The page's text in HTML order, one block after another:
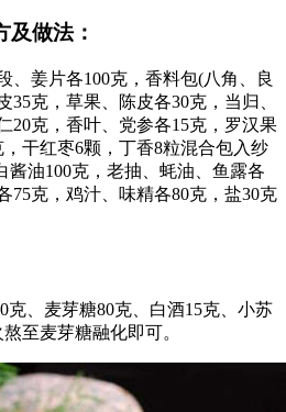
及做法：
、姜片各100克，香料包(八角、良
35克，草果、陈皮各30克，当归、
20克，香叶、党参各15克，罗汉果
干红枣6颗，丁香8粒混合包入纱
酱油100克，老抽、蚝油、鱼露各
75克，鸡汁、味精各80克，盐30克
克、麦芽糖80克、白酒15克、小苏
至麦芽糖融化即可。